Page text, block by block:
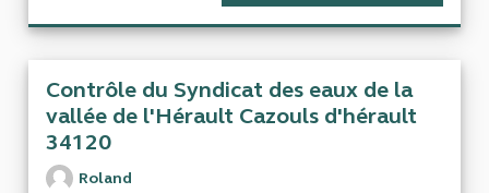
Contrôle du Syndicat des eaux de la
vallée de l'Hérault Cazouls d'hérault
34120
Roland